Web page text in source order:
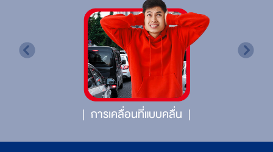
การเคลื่อนที่แบบคลื่น